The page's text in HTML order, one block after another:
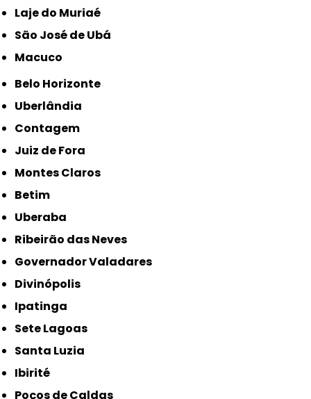
Laje do Muriaé
São José de Ubá
Macuco
Belo Horizonte
Uberlândia
Contagem
Juiz de Fora
Montes Claros
Betim
Uberaba
Ribeirão das Neves
Governador Valadares
Divinópolis
Ipatinga
Sete Lagoas
Santa Luzia
Ibirité
Poços de Caldas